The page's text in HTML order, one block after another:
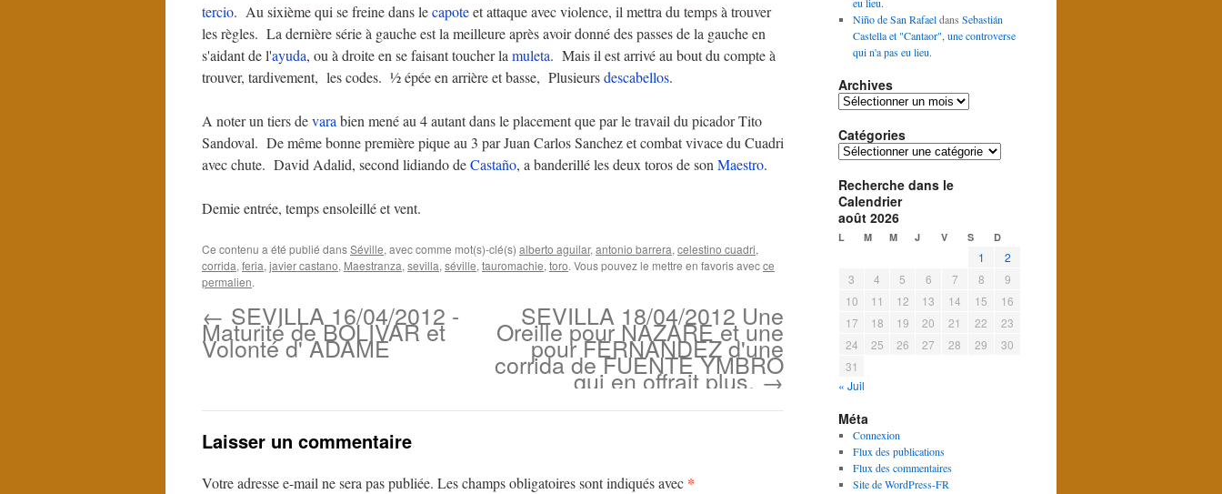
tercio. Au sixième qui se freine dans lecapoteet attaque avec violence, il mettra du temps à trouver
les règles. La dernière série à gauche est la meilleure après avoir donné des passes de la gauche en
s'aidant de l'ayuda, ou à droite en se faisant toucher la muleta. Mais il est arrivé au bout du compte à
trouver, tardivement, les codes. ½ épée en arrière et basse, Plusieursdescabellos.
A noter un tiers devara bien mené au 4 autant dans le placement que par le travail du picador Tito
Sandoval. De même bonne première pique au 3 par Juan Carlos Sanchez et combat vivace du Cuadri
avec chute. David Adalid, second lidiando deCastaño, a banderillé les deux toros de son Maestro.
Demie entrée, temps ensoleillé et vent.
Ce contenu a été publié dansSéville, avec comme mot(s)-clé(s) alberto aguilar, antonio barrera, celestino cuadri,
corrida, feria, javier castano, Maestranza, sevilla, séville, tauromachie, toro. Vous pouvez le mettre en favoris avecce
permalien.
← SEVILLA 16/04/2012 -
Maturité de BOLIVAR et
Volonté d' ADAME
SEVILLA 18/04/2012 Une
Oreille pour NAZARE et une
pour FERNANDEZ d'une
corrida de FUENTE YMBRO
qui en offrait plus. →
Laisser un commentaire
Votre adresse e-mail ne sera pas publiée. Les champs obligatoires sont indiqués avec *
Niño de San Rafaeldans Sebastián
Castella et "Cantaor", une controverse
qui n'a pas eu lieu.
Archives
Archives
Catégories
Catégories
Recherche dans le
Calendrier
août 2026
L M M J V S D
1
2
3
4 5 6 7 8
9
10
11 12 13 14 15
16
17
18 19 20 21 22
23
24
25 26 27 28 29
30
31
« Juil
Méta
Connexion
Flux des publications
Flux des commentaires
Site de WordPress-FR